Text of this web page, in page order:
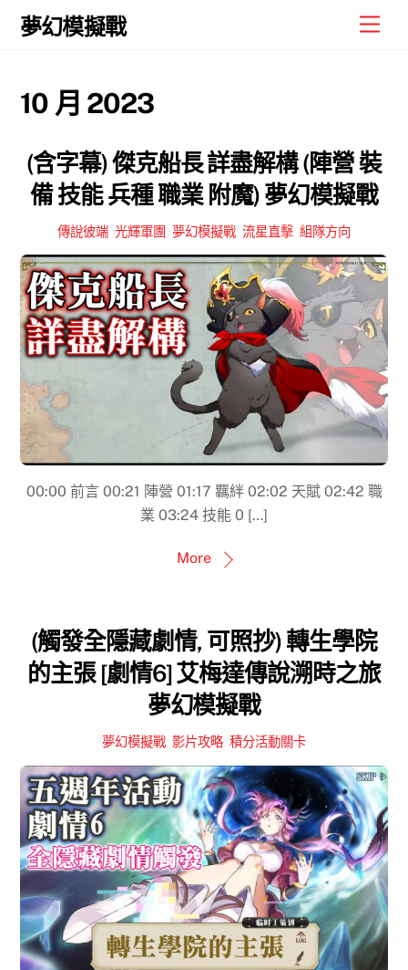
Skip
夢幻模擬戰
10 月 2023
(含字幕) 傑克船長 詳盡解構 (陣營 裝
備 技能 兵種 職業 附魔) 夢幻模擬戰
傳說彼端 光輝軍團 夢幻模擬戰 流星直擊 組隊方向
00:00 前言 00:21 陣營 01:17 羈絆 02:02 天賦 02:42 職
業 03:24 技能 0 […]
More
(觸發全隱藏劇情, 可照抄) 轉生學院
的主張 [劇情6] 艾梅達傳說溯時之旅
夢幻模擬戰
夢幻模擬戰 影片攻略 積分活動關卡